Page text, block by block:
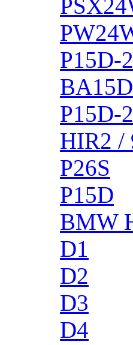
P15D-
BA15D
P15D-
HIR2 /
P26S
P15D
BMW
D1
D2
D3
D4